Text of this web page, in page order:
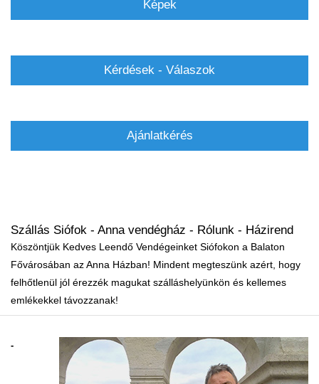
Képek
Kérdések - Válaszok
Ajánlatkérés
Szállás Siófok - Anna vendégház - Rólunk - Házirend
Köszöntjük Kedves Leendő Vendégeinket Siófokon a Balaton
Fővárosában az Anna Házban! Mindent megteszünk azért, hogy
felhőtlenül jól érezzék magukat szálláshelyünkön és kellemes
emlékekkel távozzanak!
-